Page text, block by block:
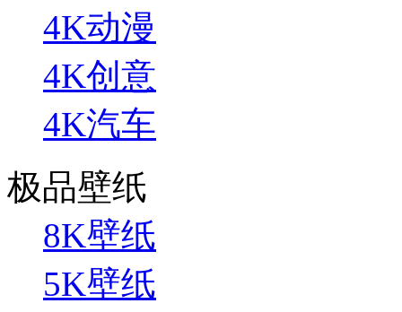
4K动漫
4K创意
4K汽车
极品壁纸
8K壁纸
5K壁纸